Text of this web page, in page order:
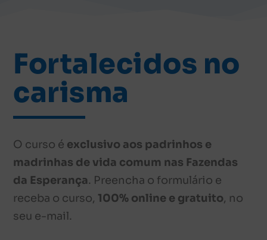
Fortalecidos no
carisma
O curso é exclusivo aos padrinhos e
madrinhas de vida comum nas Fazendas
da Esperança. Preencha o formulário e
receba o curso, 100% online e gratuito, no
seu e-mail.